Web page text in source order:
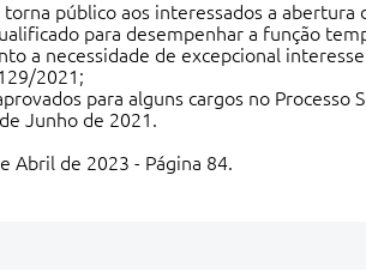
público aos interessados a
para desempenhar a função
a necessidade de excepcional
2021;
para alguns cargos no
Junho de 2021.
Abril de 2023 - Página 84.